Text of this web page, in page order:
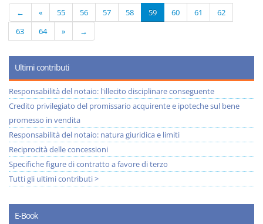
← « 55 56 57 58 59 60 61
62
63
64 » →
Ultimi contributi
Responsabilità del notaio: l'illecito disciplinare conseguente
Credito privilegiato del promissario acquirente e ipoteche sul bene
promesso in vendita
Responsabilità del notaio: natura giuridica e limiti
Reciprocità delle concessioni
Specifiche figure di contratto a favore di terzo
Tutti gli ultimi contributi >
E-Book